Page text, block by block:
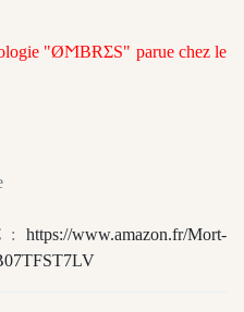
"ØϺBɌΣS" parue chez le
:https://www.amazon.fr/Mort-